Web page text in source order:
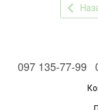
097 135-77-99